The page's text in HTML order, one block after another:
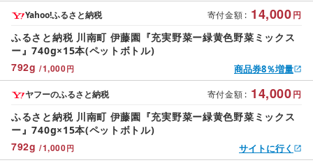
寄付金額 : 14,000円
792g /1,000円
Yahoo!ふるさと納税
ふるさと納税 川南町 伊藤園『充実野菜ー緑黄色野菜ミックス
ー』740g×15本(ペットボトル)
商品券8％増量
寄付金額 : 14,000円
792g /1,000円
ヤフーのふるさと納税
ふるさと納税 川南町 伊藤園『充実野菜ー緑黄色野菜ミックス
ー』740g×15本(ペットボトル)
サイトに行く